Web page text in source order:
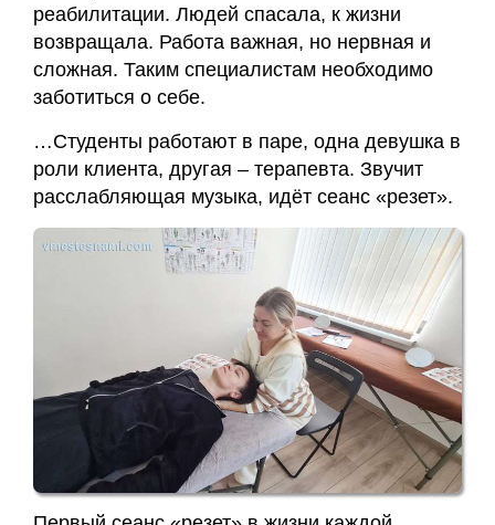
здоровья
О
проекте
Карта
сайта
реабилитации. Людей спасала, к жизни
возвращала. Работа важная, но нервная и
сложная. Таким специалистам необходимо
заботиться о себе.
…Студенты работают в паре, одна девушка в
роли клиента, другая – терапевта. Звучит
расслабляющая музыка, идёт сеанс «резет».